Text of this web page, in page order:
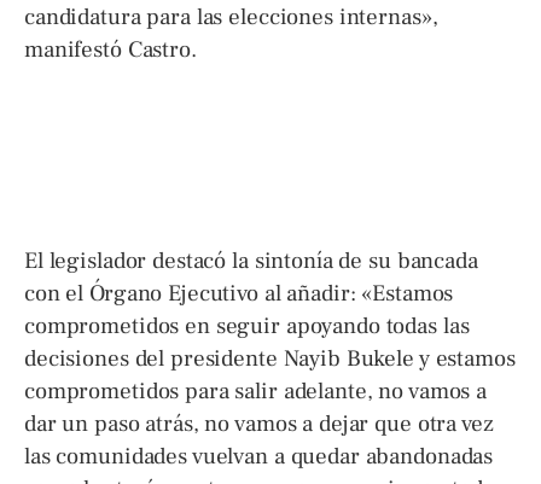
candidatura para las elecciones internas»,
manifestó Castro.
El legislador destacó la sintonía de su bancada
con el Órgano Ejecutivo al añadir: «Estamos
comprometidos en seguir apoyando todas las
decisiones del presidente Nayib Bukele y estamos
comprometidos para salir adelante, no vamos a
dar un paso atrás, no vamos a dejar que otra vez
las comunidades vuelvan a quedar abandonadas